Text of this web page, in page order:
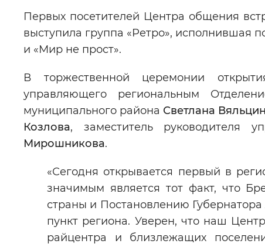
Первых посетителей Центра общения
выступила группа «Ретро», исполнившая
и «Мир не прост».
В торжественной церемонии
управляющего региональным
муниципального района Светлана
Козлова, заместитель руководителя
Мирошникова.
«Сегодня открывается первый в
значимым является тот факт, что
страны и Постановлению
пункт региона. Уверен, что наш
райцентра и близлежащих